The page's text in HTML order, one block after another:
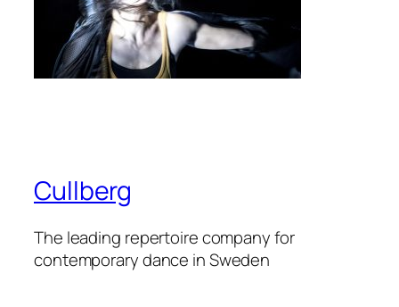
Cullberg
The leading repertoire company for
contemporary dance in Sweden